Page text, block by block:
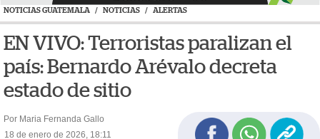
NOTICIAS GUATEMALA / NOTICIAS / ALERTAS
EN VIVO: Terroristas paralizan el
país: Bernardo Arévalo decreta
estado de sitio
Por Maria Fernanda Gallo
18 de enero de 2026, 18:11